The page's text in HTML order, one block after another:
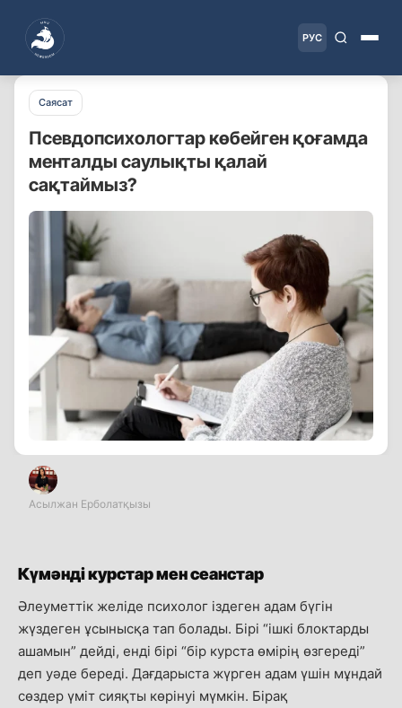
РУС
Саясат
Пcевдопсихологтар көбейген қоғамда
менталды саулықты қалай
сақтаймыз?
Асылжан Ерболатқызы
Күмәнді курстар мен сеанстар
Әлеуметтік желіде психолог іздеген адам бүгін
жүздеген ұсынысқа тап болады. Бірі “ішкі блоктарды
ашамын” дейді, енді бірі “бір курста өмірің өзгереді”
деп уәде береді. Дағдарыста жүрген адам үшін мұндай
сөздер үміт сияқты көрінуі мүмкін. Бірақ